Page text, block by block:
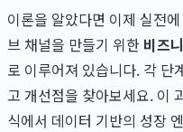
이론을 알았다면 이제 실전
브 채널을 만들기 위한 비즈
로 이루어져 있습니다. 각 단
고 개선점을 찾아보세요. 이
식에서 데이터 기반의 성장